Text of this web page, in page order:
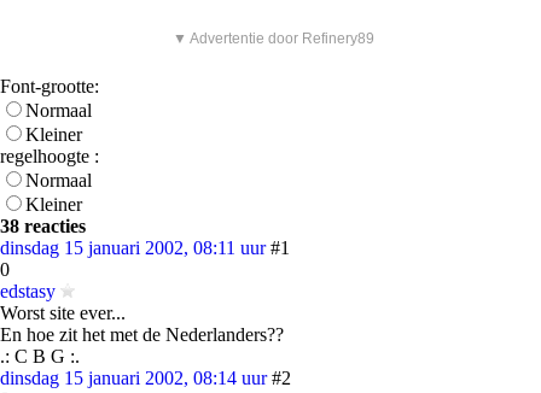
▼ Advertentie door Refinery89
Font-grootte:
Normaal
Kleiner
regelhoogte :
Normaal
Kleiner
38 reacties
dinsdag 15 januari 2002, 08:11 uur #1
0
edstasy
Worst site ever...
En hoe zit het met de Nederlanders??
.: C B G :.
dinsdag 15 januari 2002, 08:14 uur #2